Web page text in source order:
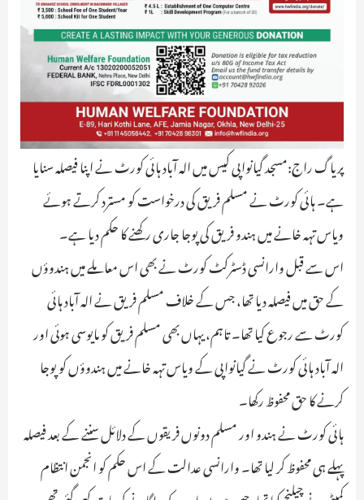
پریاگ راج:مسجد گیانواپی کیس میں الہ آباد ہائی کورٹ نے اپنا فیصلہ سنایا
ہے۔ ہائی کورٹ نے مسلم فریق کی درخواست کو مسترد کرتے ہوئے
ویاس تہہ خانے میں ہندو فریق کی پوجا جاری رکھنے کا حکم دیا ہے۔
اس سے قبل وارانسی ڈسٹرکٹ کورٹ نے بھی اس معاملے میں ہندوؤں
کے حق میں فیصلہ دیا تھا، جس کے خلاف مسلم فریق نے الہ آباد ہائی
کورٹ سے رجوع کیا تھا۔ تاہم، یہاں بھی مسلم فریق کو مایوسی ہوئی اور
الہ آباد ہائی کورٹ نے گیانواپی کے ویاس تہہ خانے میں ہندوؤں کو پوجا
کرنے کا حق محفوظ رکھا۔
ہائی کورٹ نے ہندو اور مسلم دونوں فریقوں کے دلائل سننے کے بعد فیصلہ
پہلے ہی محفوظ کر لیا تھا۔ وارانسی عدالت کے اس حکم کو انجمن انتظام